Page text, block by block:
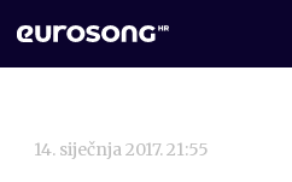
14. siječnja 2017. 21:55